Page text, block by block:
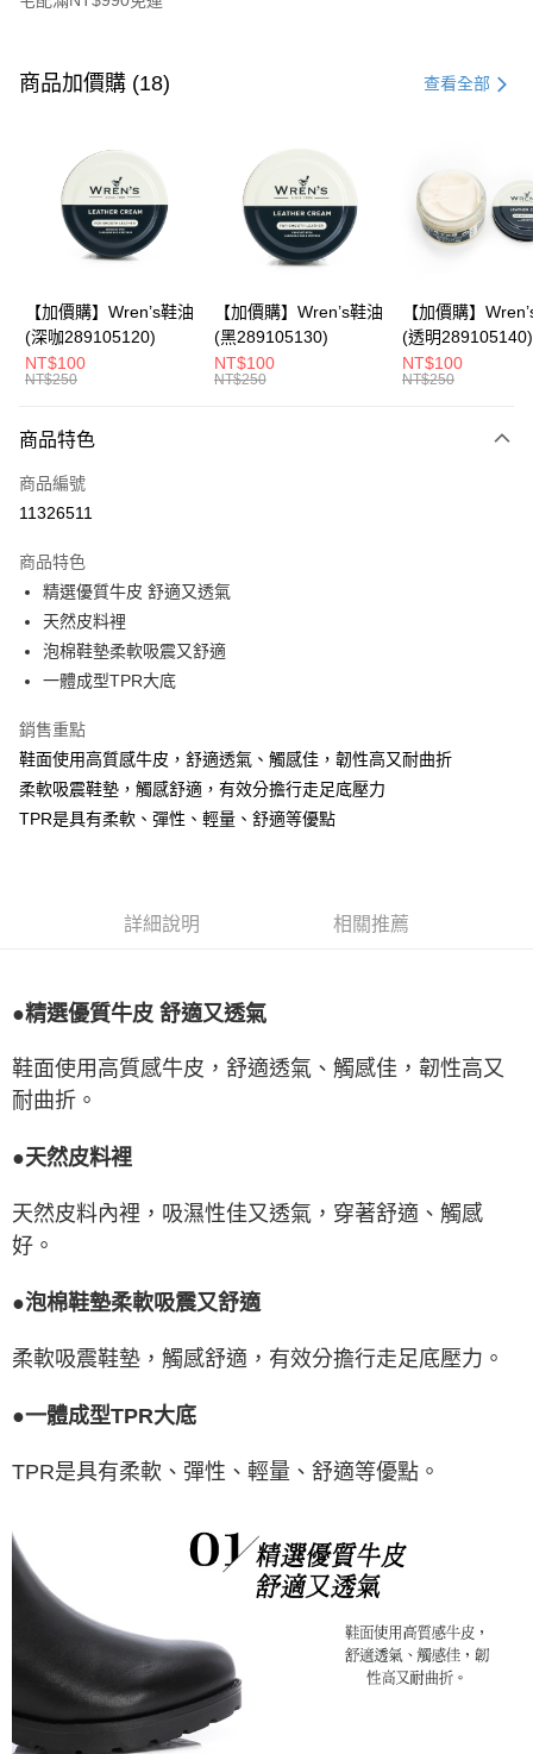
信用卡一次付款
Apple Pay
悠遊付
Google Pay
全盈+PAY
ATM付款
宅配
每筆NT$80，滿NT$990(含以上)免運費
付款後門市自取
每筆NT$80，滿NT$699(含以上)免運費
商品加價購 (18) 查看全部
【加價購】Wren’s鞋油
(深咖289105120)
NT$100
NT$250
【加價購】Wren’s鞋油
(黑289105130)
NT$100
NT$250
【加價購】
(透明289105140)
NT$100
NT$250
商品特色
商品編號
11326511
商品特色
精選優質牛皮 舒適又透氣
天然皮料裡
泡棉鞋墊柔軟吸震又舒適
一體成型TPR大底
銷售重點
鞋面使用高質感牛皮，舒適透氣、觸感佳，韌性高又耐曲折
柔軟吸震鞋墊，觸感舒適，有效分擔行走足底壓力
TPR是具有柔軟、彈性、輕量、舒適等優點
詳細說明 相關推薦
●精選優質牛皮 舒適又透氣
鞋面使用高質感牛皮，舒適透氣、觸感佳，韌性高又
耐曲折。
●天然皮料裡
天然皮料內裡，吸濕性佳又透氣，穿著舒適、觸感
好。
●泡棉鞋墊柔軟吸震又舒適
柔軟吸震鞋墊，觸感舒適，有效分擔行走足底壓力。
●一體成型TPR大底
TPR是具有柔軟、彈性、輕量、舒適等優點。